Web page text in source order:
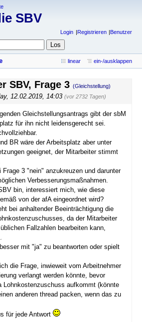
SBV
Login Registrieren Benutzer
linear ein-/ausklappen
SBV, Frage 3 (Gleichstellung)
12.02.2019, 14:03 (vor 2732 Tagen)
Gleichstellungsantrags gibt der sbM
für ihn nicht leidensgerecht sei.
BR wäre der Arbeitsplatz aber unter
geeignet, der Mitarbeiter stimmt
Frage 3 "nein" anzukreuzen und darunter
Verbesserungsmaßnahmen.
bin, interessiert mich, wie diese
von der afA eingeordnet wird?
bei anhaltender Beeinträchtigung die
da der Mitarbeiter
Fallzahlen bearbeiten kann,
mit "ja" zu beantworten oder spielt
die Frage, inwieweit vom Arbeitnehmer
verlangt werden könnte, bevor
Lohnkostenzuschuss aufkommt (könnte
anderen thread packen, wenn das zu
für jede Antwort